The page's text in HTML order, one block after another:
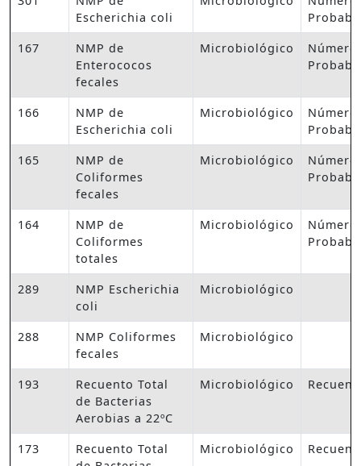
Escherichia coli
167
NMP de
Enterococos
fecales
Microbiológico
Número
166
NMP de
Escherichia coli
Microbiológico
Número
165
NMP de
Coliformes
fecales
Microbiológico
Número
164
NMP de
Coliformes
totales
Microbiológico
Número
289
NMP Escherichia
coli
Microbiológico
288
NMP Coliformes
fecales
Microbiológico
193
Recuento Total
de Bacterias
Aerobias a 22ºC
Microbiológico
173
Recuento Total
Microbiológico